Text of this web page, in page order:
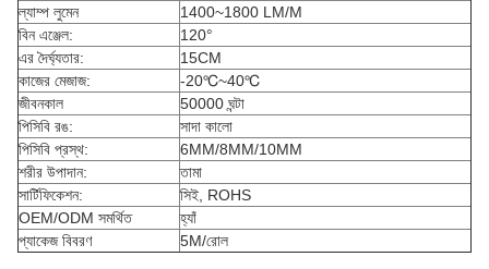
ল্যাম্প লুমেন
1400~1800 LM/M
বিন এঞ্জেল:
120°
এর দৈর্ঘ্যতার:
15CM
কাজের মেজাজ:
-20℃~40℃
জীবনকাল
50000 ঘন্টা
পিসিবি রঙ:
সাদা কালো
পিসিবি প্রস্থ:
6MM/8MM/10MM
শরীর উপাদান:
তামা
সার্টিফিকেশন:
সিই, ROHS
OEM/ODM সমর্থিত
হ্যাঁ
প্যাকেজ বিবরণ
5M/রোল